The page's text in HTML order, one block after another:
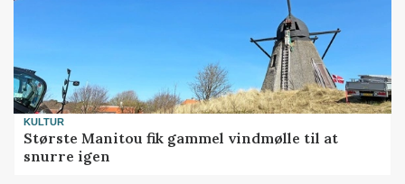
KULTUR
Største Manitou fik gammel vindmølle til at
snurre igen